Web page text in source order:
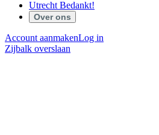
Utrecht Bedankt!
Over ons
Account aanmakenLog in
Zijbalk overslaan